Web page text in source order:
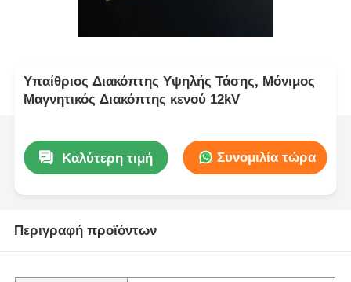
Υπαίθριος Διακόπτης Υψηλής Τάσης, Μόνιμος
Μαγνητικός Διακόπτης κενού 12kV
Καλύτερη τιμή Συνομιλία τώρα
Περιγραφή προϊόντων